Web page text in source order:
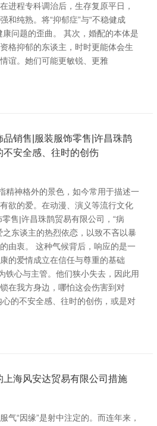
进程专科调治后，生存复原平日，
和纯熟。将“抑郁症”与“不稳健成
康问题的歪曲。 其次，婚配的本体是
格抑郁的东谈主，时时更能体会生
谊。她们可能更敏锐、更雅
销售|服装服饰零售|许昌珠鹊
不安全感、往时的创伤
精神格外的景色，如今常用于描述一
欲的爱。在动漫、演义等流行文化
售|许昌珠鹊贸易有限公司，“病
东谈主的热烈依恋，以致不吝以暴
由衷。 这种气候背后，响应的是一
的爱情成立在信任与尊重的基础
铁心与主管。他们狭小失去，因此用
在我方身边，哪怕这会伤害到对
的不安全感、往时的创伤，或是对
海风安达贸易有限公司措施
气“因缘”是射中注定的。而连年来，